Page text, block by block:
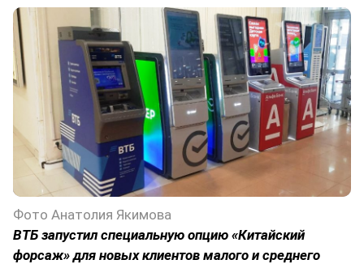
Фото Анатолия Якимова
ВТБ запустил специальную опцию «Китайский
форсаж» для новых клиентов малого и среднего